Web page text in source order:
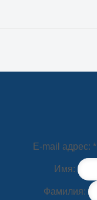
E-mail адрес: *
Имя:
Фамилия: